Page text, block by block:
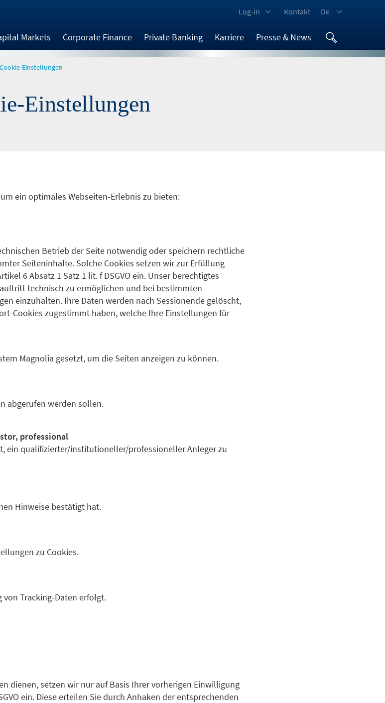
Markets Corporate Finance Private Banking Karriere Presse & News
Log-in Kontakt De
Cookie-Einstellungen
Einstellungen
ein optimales Webseiten-Erlebnis zu bieten:
Betrieb der Seite notwendig oder speichern rechtliche
Seiteninhalte. Solche Cookies setzen wir zur Erfüllung
6 Absatz 1 Satz 1 lit. f DSGVO ein. Unser berechtigtes
technisch zu ermöglichen und bei bestimmten
einzuhalten. Ihre Daten werden nach Sessionende gelöscht,
Cookies zugestimmt haben, welche Ihre Einstellungen für
Magnolia gesetzt, um die Seiten anzeigen zu können.
abgerufen werden sollen.
professional
ein qualifizierter/institutioneller/professioneller Anleger zu
Hinweise bestätigt hat.
zu Cookies.
Tracking-Daten erfolgt.
dienen, setzen wir nur auf Basis Ihrer vorherigen Einwilligung
ein. Diese erteilen Sie durch Anhaken der entsprechenden